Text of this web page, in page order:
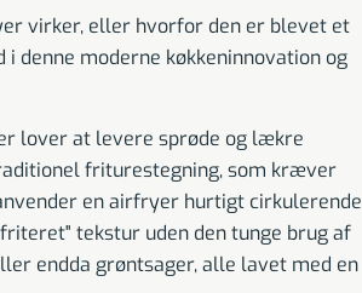
virker, eller hvorfor den er blevet et
denne moderne køkkeninnovation og
lover at levere sprøde og lækre
friturestegning, som kræver
en airfryer hurtigt cirkulerende
tekstur uden den tunge brug af
endda grøntsager, alle lavet med en